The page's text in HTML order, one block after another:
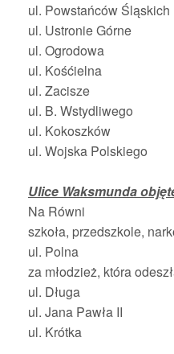
ul. Powstańców Śląskich
ul. Ustronie Górne
ul. Ogrodowa
ul. Kośćielna
ul. Zacisze
ul. B. Wstydliwego
ul. Kokoszków
ul. Wojska Polskiego
Ulice Waksmunda
Na Równi
szkoła, przedszkole,
ul. Polna
za młodzież, która
ul. Długa
ul. Jana Pawła II
ul. Krótka